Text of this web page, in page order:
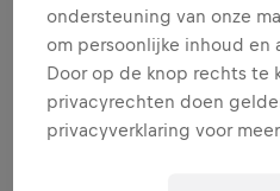
US$ 0,00 INGEZAMELD VAN
DONATIES
Doneer om een verschil te
donatie gaat naar
ondersteuning van onze
om persoonlijke inhoud
Door op de knop rechts te
privacyrechten doen
privacyverklaring voor